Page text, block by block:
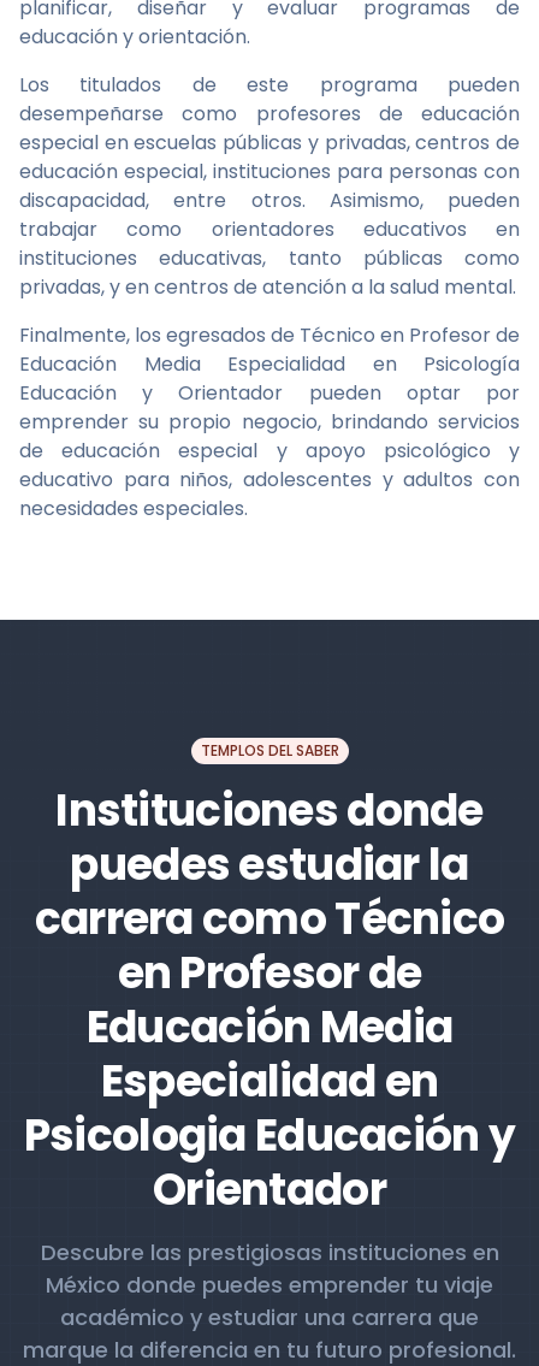
planificar, diseñar y evaluar programas de
educación y orientación.
Los titulados de este programa pueden
desempeñarse como profesores de educación
especial en escuelas públicas y privadas, centros de
educación especial, instituciones para personas con
discapacidad, entre otros. Asimismo, pueden
trabajar como orientadores educativos en
instituciones educativas, tanto públicas como
privadas, y en centros de atención a la salud mental.
Finalmente, los egresados de Técnico en Profesor de
Educación Media Especialidad en Psicología
Educación y Orientador pueden optar por
emprender su propio negocio, brindando servicios
de educación especial y apoyo psicológico y
educativo para niños, adolescentes y adultos con
necesidades especiales.
TEMPLOS DEL SABER
Instituciones donde
puedes estudiar la
carrera como Técnico
en Profesor de
Educación Media
Especialidad en
Psicologia Educación y
Orientador
Descubre las prestigiosas instituciones en
México donde puedes emprender tu viaje
académico y estudiar una carrera que
marque la diferencia en tu futuro profesional.